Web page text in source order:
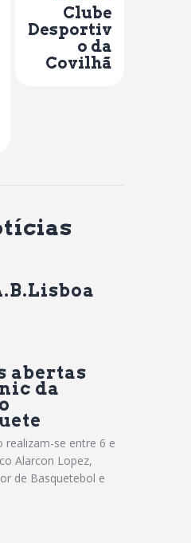
Clube
Desportiv
o da
Covilhã
abertas
da
realizam-se entre 6 e
Alarcon Lopez,
de Basquetebol e